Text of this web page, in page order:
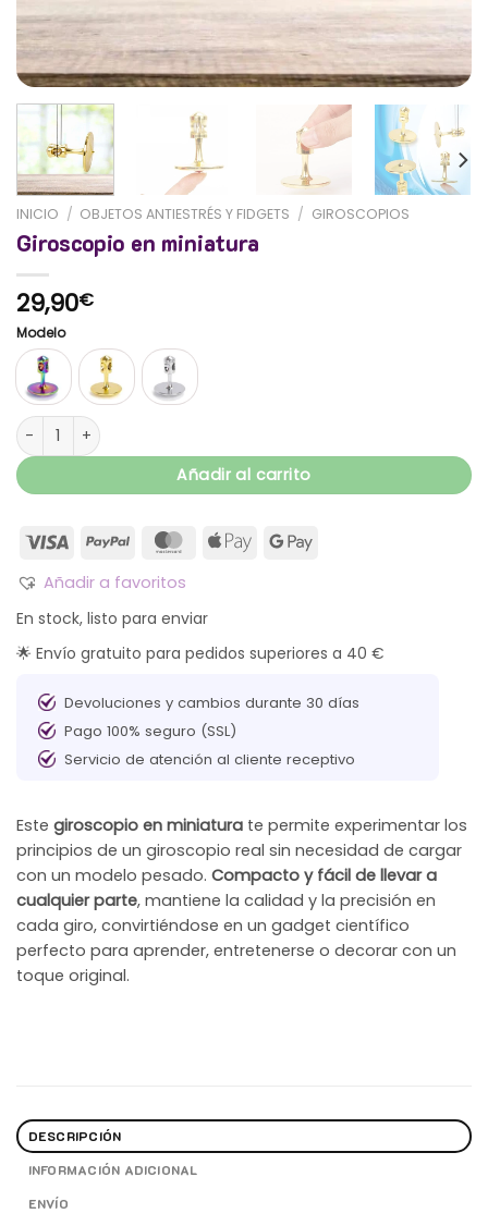
INICIO / OBJETOS ANTIESTRÉS Y FIDGETS / GIROSCOPIOS
Giroscopio en miniatura
29,90€
Modelo
Giroscopio en miniatura cantidad
Añadir al carrito
Añadir a favoritos
En stock, listo para enviar
🌟 Envío gratuito para pedidos superiores a 40 €
Devoluciones y cambios durante 30 días
Pago 100% seguro (SSL)
Servicio de atención al cliente receptivo
Este giroscopio en miniatura te permite experimentar los
principios de un giroscopio real sin necesidad de cargar
con un modelo pesado. Compacto y fácil de llevar a
cualquier parte, mantiene la calidad y la precisión en
cada giro, convirtiéndose en un gadget científico
perfecto para aprender, entretenerse o decorar con un
toque original.
DESCRIPCIÓN
INFORMACIÓN ADICIONAL
ENVÍO